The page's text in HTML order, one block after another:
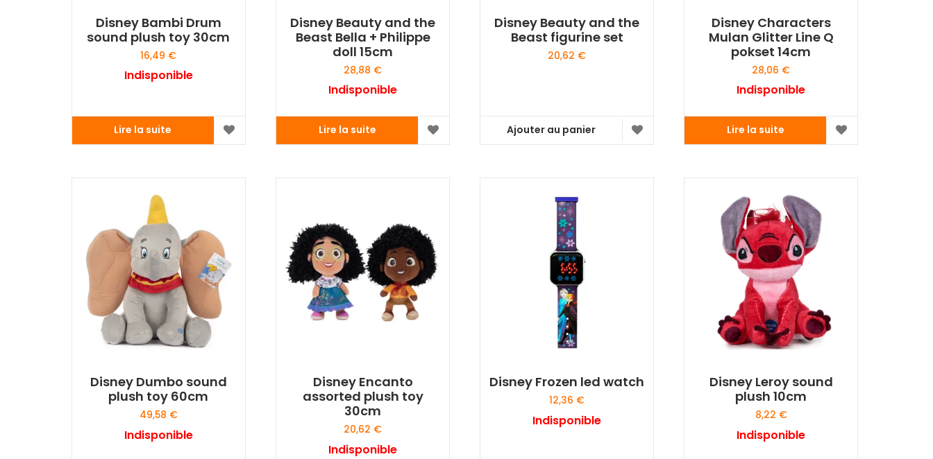
Disney Bambi Drum
sound plush toy 30cm
16,49 €
Indisponible
Lire la suite
Disney Beauty and the
Beast Bella + Philippe
doll 15cm
28,88 €
Indisponible
Lire la suite
Disney Beauty and the
Beast figurine set
20,62 €
Ajouter au panier
Disney Characters
Mulan Glitter Line Q
pokset 14cm
28,06 €
Indisponible
Lire la suite
Disney Dumbo sound
plush toy 60cm
49,58 €
Indisponible
Disney Encanto
assorted plush toy
30cm
20,62 €
Indisponible
Disney Frozen led watch
12,36 €
Indisponible
Disney Leroy sound
plush 10cm
8,22 €
Indisponible